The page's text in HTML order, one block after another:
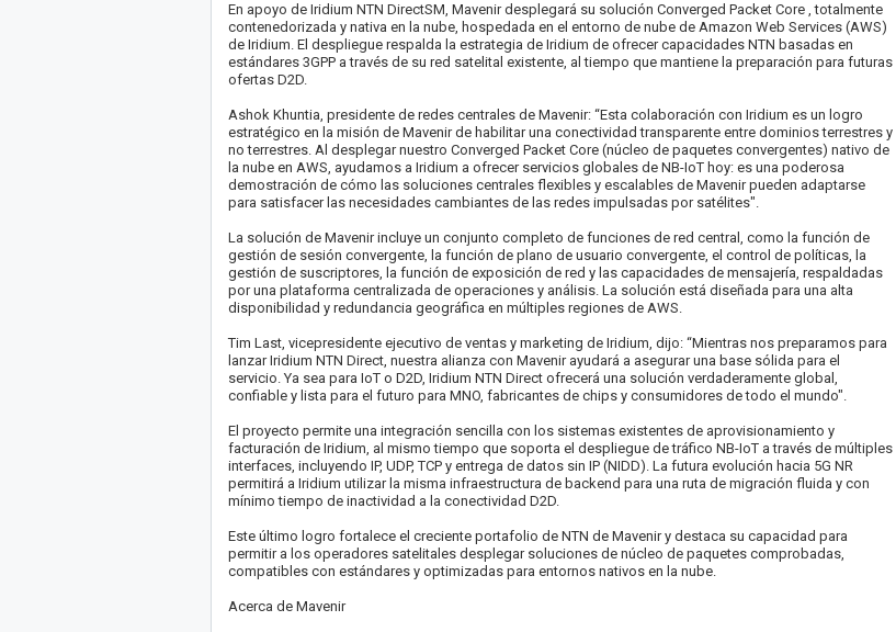
En apoyo de Iridium NTN DirectSM, Mavenir desplegará su solución Converged Packet Core , totalmente
contenedorizada y nativa en la nube, hospedada en el entorno de nube de Amazon Web Services (AWS)
de Iridium. El despliegue respalda la estrategia de Iridium de ofrecer capacidades NTN basadas en
estándares 3GPP a través de su red satelital existente, al tiempo que mantiene la preparación para futuras
ofertas D2D.
Ashok Khuntia, presidente de redes centrales de Mavenir: “Esta colaboración con Iridium es un logro
estratégico en la misión de Mavenir de habilitar una conectividad transparente entre dominios terrestres y
no terrestres. Al desplegar nuestro Converged Packet Core (núcleo de paquetes convergentes) nativo de
la nube en AWS, ayudamos a Iridium a ofrecer servicios globales de NB-IoT hoy: es una poderosa
demostración de cómo las soluciones centrales flexibles y escalables de Mavenir pueden adaptarse
para satisfacer las necesidades cambiantes de las redes impulsadas por satélites".
La solución de Mavenir incluye un conjunto completo de funciones de red central, como la función de
gestión de sesión convergente, la función de plano de usuario convergente, el control de políticas, la
gestión de suscriptores, la función de exposición de red y las capacidades de mensajería, respaldadas
por una plataforma centralizada de operaciones y análisis. La solución está diseñada para una alta
disponibilidad y redundancia geográfica en múltiples regiones de AWS.
Tim Last, vicepresidente ejecutivo de ventas y marketing de Iridium, dijo: “Mientras nos preparamos para
lanzar Iridium NTN Direct, nuestra alianza con Mavenir ayudará a asegurar una base sólida para el
servicio. Ya sea para IoT o D2D, Iridium NTN Direct ofrecerá una solución verdaderamente global,
confiable y lista para el futuro para MNO, fabricantes de chips y consumidores de todo el mundo".
El proyecto permite una integración sencilla con los sistemas existentes de aprovisionamiento y
facturación de Iridium, al mismo tiempo que soporta el despliegue de tráfico NB-IoT a través de múltiples
interfaces, incluyendo IP, UDP, TCP y entrega de datos sin IP (NIDD). La futura evolución hacia 5G NR
permitirá a Iridium utilizar la misma infraestructura de backend para una ruta de migración fluida y con
mínimo tiempo de inactividad a la conectividad D2D.
Este último logro fortalece el creciente portafolio de NTN de Mavenir y destaca su capacidad para
permitir a los operadores satelitales desplegar soluciones de núcleo de paquetes comprobadas,
compatibles con estándares y optimizadas para entornos nativos en la nube.
Acerca de Mavenir